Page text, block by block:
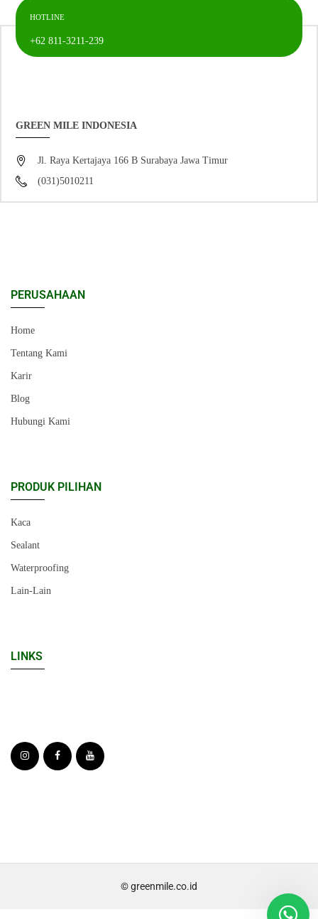
HOTLINE
+62 811-3211-239
GREEN MILE INDONESIA
Jl. Raya Kertajaya 166 B Surabaya Jawa Timur
(031)5010211
PERUSAHAAN
Home
Tentang Kami
Karir
Blog
Hubungi Kami
PRODUK PILIHAN
Kaca
Sealant
Waterproofing
Lain-Lain
LINKS
© greenmile.co.id